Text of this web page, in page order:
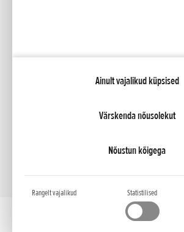
Ainult vajalikud küpsised
Värskenda nõusolekut
Nõustun kõigega
Rangelt vajalikud Statistilised